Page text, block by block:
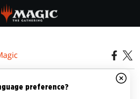
DESTRUCTION
preference?